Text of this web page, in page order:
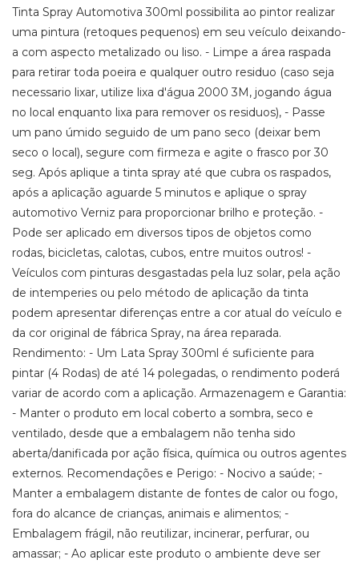
Tinta Spray Automotiva 300ml possibilita ao pintor realizar
uma pintura (retoques pequenos) em seu veículo deixando-
a com aspecto metalizado ou liso. - Limpe a área raspada
para retirar toda poeira e qualquer outro residuo (caso seja
necessario lixar, utilize lixa d'água 2000 3M, jogando água
no local enquanto lixa para remover os residuos), - Passe
um pano úmido seguido de um pano seco (deixar bem
seco o local), segure com firmeza e agite o frasco por 30
seg. Após aplique a tinta spray até que cubra os raspados,
após a aplicação aguarde 5 minutos e aplique o spray
automotivo Verniz para proporcionar brilho e proteção. -
Pode ser aplicado em diversos tipos de objetos como
rodas, bicicletas, calotas, cubos, entre muitos outros! -
Veículos com pinturas desgastadas pela luz solar, pela ação
de intemperies ou pelo método de aplicação da tinta
podem apresentar diferenças entre a cor atual do veículo e
da cor original de fábrica Spray, na área reparada.
Rendimento: - Um Lata Spray 300ml é suficiente para
pintar (4 Rodas) de até 14 polegadas, o rendimento poderá
variar de acordo com a aplicação. Armazenagem e Garantia:
- Manter o produto em local coberto a sombra, seco e
ventilado, desde que a embalagem não tenha sido
aberta/danificada por ação física, química ou outros agentes
externos. Recomendações e Perigo: - Nocivo a saúde; -
Manter a embalagem distante de fontes de calor ou fogo,
fora do alcance de crianças, animais e alimentos; -
Embalagem frágil, não reutilizar, incinerar, perfurar, ou
amassar; - Ao aplicar este produto o ambiente deve ser